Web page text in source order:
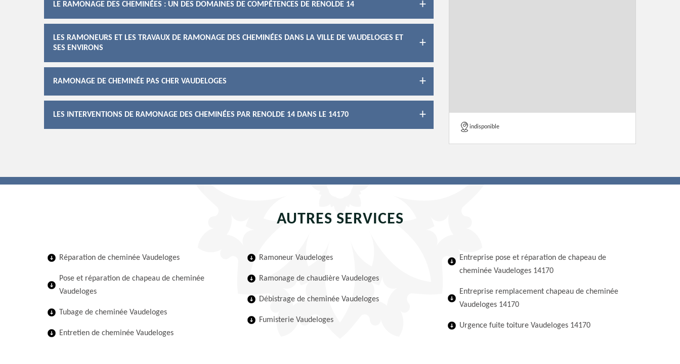
LE RAMONAGE DES CHEMINÉES : UN DES DOMAINES DE COMPÉTENCES DE RENOLDE 14
LES RAMONEURS ET LES TRAVAUX DE RAMONAGE DES CHEMINÉES DANS LA VILLE DE VAUDELOGES ET
SES ENVIRONS
RAMONAGE DE CHEMINÉE PAS CHER VAUDELOGES
LES INTERVENTIONS DE RAMONAGE DES CHEMINÉES PAR RENOLDE 14 DANS LE 14170
indisponible
AUTRES SERVICES
Réparation de cheminée Vaudeloges
Pose et réparation de chapeau de cheminée
Vaudeloges
Tubage de cheminée Vaudeloges
Entretien de cheminée Vaudeloges
Ramoneur Vaudeloges
Ramonage de chaudière Vaudeloges
Débistrage de cheminée Vaudeloges
Fumisterie Vaudeloges
Entreprise pose et réparation de chapeau de
cheminée Vaudeloges 14170
Entreprise remplacement chapeau de cheminée
Vaudeloges 14170
Urgence fuite toiture Vaudeloges 14170